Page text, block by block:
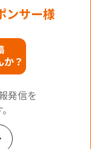
ンサー様
か？
発信を